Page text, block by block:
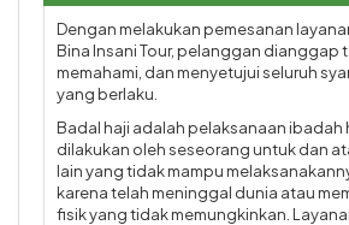
Dengan melakukan pemesanan
Bina Insani Tour, pelanggan dianggap
memahami, dan menyetujui seluruh
yang berlaku.
Badal haji adalah pelaksanaan ibadah
dilakukan oleh seseorang untuk dan
lain yang tidak mampu
karena telah meninggal dunia atau
fisik yang tidak memungkinkan.